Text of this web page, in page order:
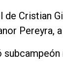
Cristian
Pereyra,